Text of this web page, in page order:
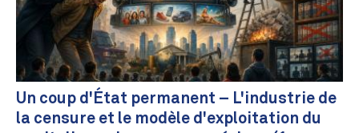
Un coup d'État permanent – L'industrie de
la censure et le modèle d'exploitation du